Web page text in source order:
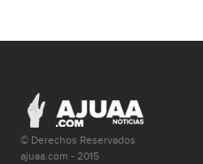
© Derechos Reservados
ajuaa.com - 2015